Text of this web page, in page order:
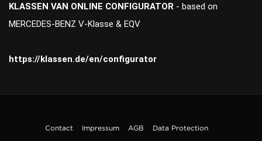
KLASSEN VAN ONLINE CONFIGURATOR - based on
MERCEDES-BENZ V-Klasse & EQV
https://klassen.de/en/configurator
Contact Impressum AGB Data Protection